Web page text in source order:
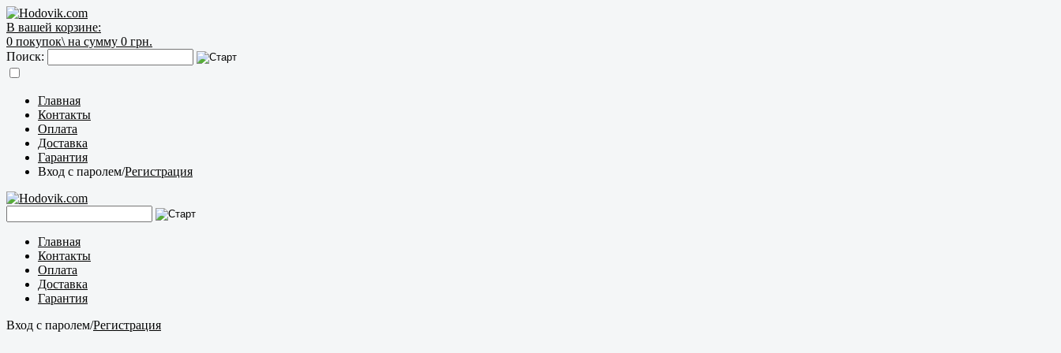
В вашей корзине:
0 покупок\ на сумму 0 грн.
Поиск:
Главная
Контакты
Оплата
Доставка
Гарантия
Вход с паролем/Регистрация
Главная
Контакты
Оплата
Доставка
Гарантия
Вход с паролем/Регистрация